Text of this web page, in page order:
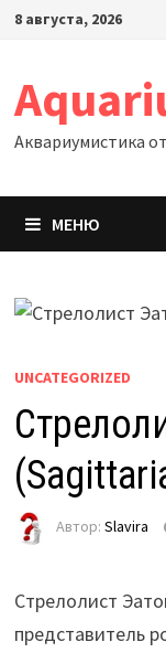
Перейти
8 августа, 2026
Аквариумистика
МЕНЮ
UNCATEGORIZED
Автор: Slavira
Стрелолист
представитель